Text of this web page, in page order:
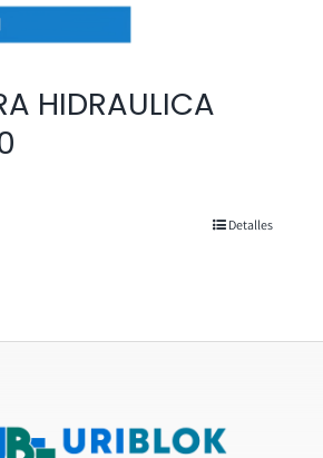
HIDRAULICA
Detalles